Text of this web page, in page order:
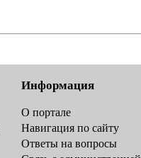
Информация
О портале
Навигация по сайту
Ответы на вопросы